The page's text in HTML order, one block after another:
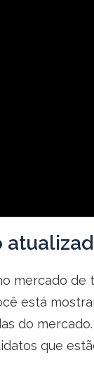
mercado
está
do
que